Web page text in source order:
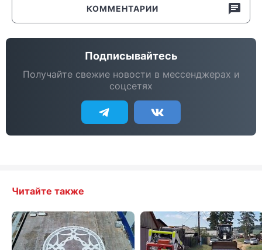
КОММЕНТАРИИ
Подписывайтесь
Получайте свежие новости в мессенджерах и
соцсетях
Читайте также